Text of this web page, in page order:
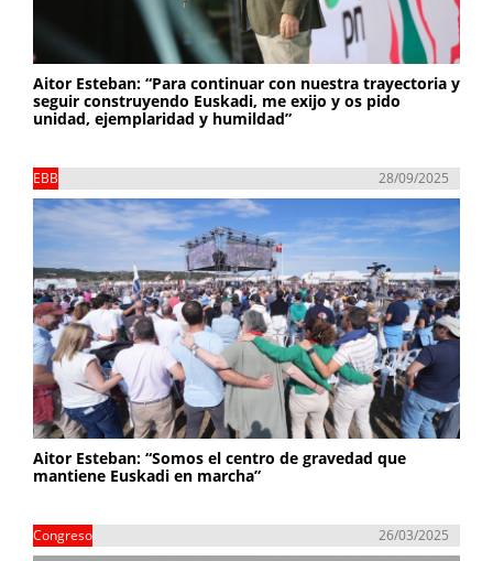
Aitor Esteban: “Para continuar con nuestra trayectoria y
seguir construyendo Euskadi, me exijo y os pido
unidad, ejemplaridad y humildad”
EBB 28/09/2025
Aitor Esteban: “Somos el centro de gravedad que
mantiene Euskadi en marcha”
Congreso 26/03/2025